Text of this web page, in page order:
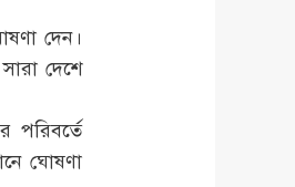
দেন।
দেশে
পরিবর্তে
ঘোষণা